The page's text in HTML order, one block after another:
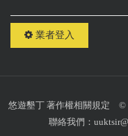
業者登入
悠遊墾丁 著作權相關規定 ©
聯絡我們：